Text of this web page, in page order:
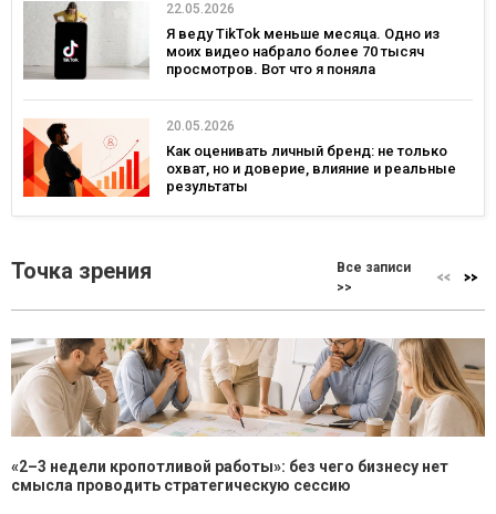
22.05.2026
Я веду TikTok меньше месяца. Одно из
моих видео набрало более 70 тысяч
просмотров. Вот что я поняла
20.05.2026
Как оценивать личный бренд: не только
охват, но и доверие, влияние и реальные
результаты
Точка зрения
Все записи
>>
«2–3 недели кропотливой работы»: без чего бизнесу нет
смысла проводить стратегическую сессию